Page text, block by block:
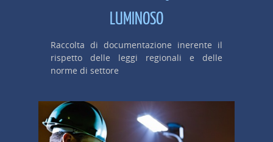
LUMINOSO
Raccolta di documentazione inerente il
rispetto delle leggi regionali e delle
norme di settore